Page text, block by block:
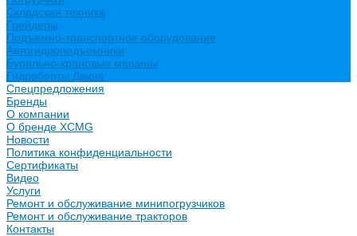
Складская техника
Грейдеры
Подъемно-транспортное оборудование
Автогидроподъемники
Бурильно-крановые машины
Гидроборты Двина
Спецпредложения
Бренды
О компании
О бренде XCMG
Новости
Политика конфиденциальности
Сертификаты
Видео
Услуги
Ремонт и обслуживание минипогрузчиков
Ремонт и обслуживание тракторов
Контакты